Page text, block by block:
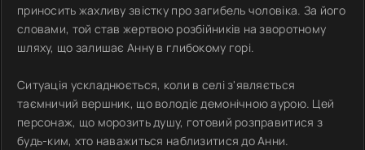
приносить жахливу звістку про загибель чоловіка. За його
словами, той став жертвою розбійників на зворотному
шляху, що залишає Анну в глибокому горі.
Ситуація ускладнюється, коли в селі з'являється
таємничий вершник, що володіє демонічною аурою. Цей
персонаж, що морозить душу, готовий розправитися з
будь-ким, хто наважиться наблизитися до Анни.